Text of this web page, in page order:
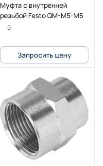
Муфта с внутренней
резьбой Festo QM-M5-M5
0
Запросить цену